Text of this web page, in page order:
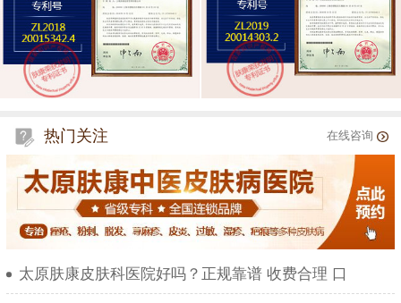
热门关注 在线咨询
太原肤康皮肤科医院好吗？正规靠谱 收费合理 口